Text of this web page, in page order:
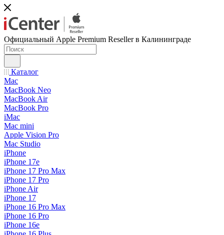
Официальный Apple Premium Reseller в Калининграде
Каталог
Mac
MacBook Neo
MacBook Air
MacBook Pro
iMac
Mac mini
Apple Vision Pro
Mac Studio
iPhone
iPhone 17e
iPhone 17 Pro Max
iPhone 17 Pro
iPhone Air
iPhone 17
iPhone 16 Pro Max
iPhone 16 Pro
iPhone 16e